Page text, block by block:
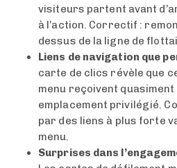
visiteurs partent avant
à l’action. Correctif :
dessus de la ligne de
Liens de navigation que
carte de clics révèle que
menu reçoivent
emplacement privilégié.
par des liens à plus forte
menu.
Surprises dans